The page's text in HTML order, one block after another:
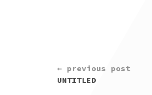
CONTINUE
READING
← previous post
UNTITLED